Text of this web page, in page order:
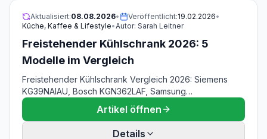
Aktualisiert:08.08.2026• Veröffentlicht:19.02.2026•
Küche, Kaffee & Lifestyle•Autor: Sarah Leitner
Freistehender Kühlschrank 2026: 5
Modelle im Vergleich
Freistehender Kühlschrank Vergleich 2026: Siemens
KG39NAIAU, Bosch KGN362LAF, Samsung
RL38C600CSA, Haier HTW5618DNMG & Gorenje
RK4182PS4 — 269 bis 390 L, 111 bis 217 kWh/Jahr, ab
299 €. Stand 08.08.2026.
Artikel öffnen
Details